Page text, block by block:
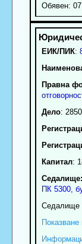
Обявен:
ЕИК/ПИК:
Правна
Дело:
Капитал:
Седалище:
ПК 5300,
Седалище
Показване